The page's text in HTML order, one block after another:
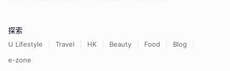
探索
U Lifestyle Travel HK Beauty Food
Blog
e-zone